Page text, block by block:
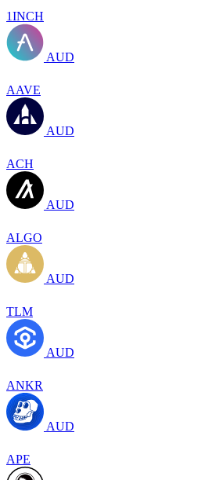
1INCH
AUD
AAVE
AUD
ACH
AUD
ALGO
AUD
TLM
AUD
ANKR
AUD
APE